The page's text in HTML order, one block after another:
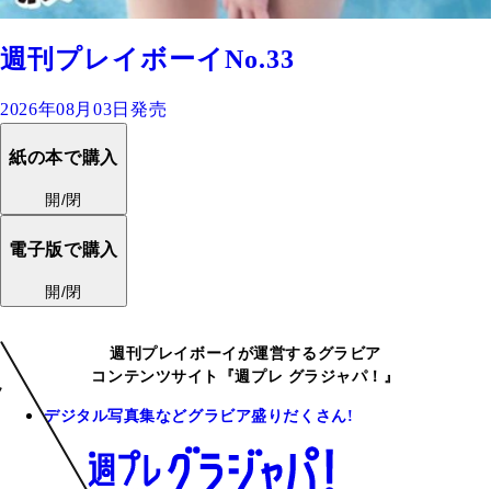
週刊プレイボーイNo.33
2026年08月03日発売
紙の本で購入
開/閉
電子版で購入
開/閉
週刊プレイボーイが運営するグラビア
コンテンツサイト『週プレ グラジャパ！』
デジタル写真集などグラビア盛りだくさん!